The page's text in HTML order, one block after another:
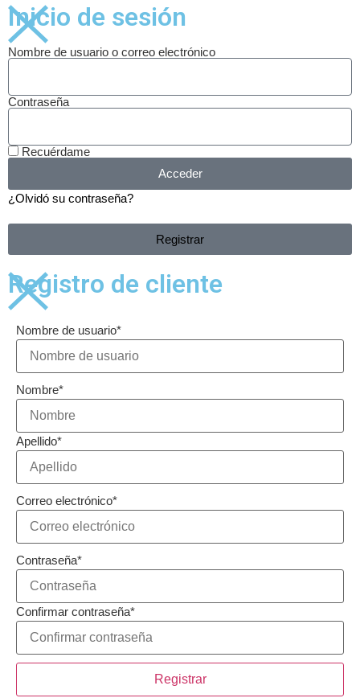
Inicio de sesión
Nombre de usuario o correo electrónico
Contraseña
Recuérdame
Acceder
¿Olvidó su contraseña?
Registrar
Registro de cliente
Nombre de usuario*
Nombre*
Apellido*
Correo electrónico*
Contraseña*
Confirmar contraseña*
Registrar